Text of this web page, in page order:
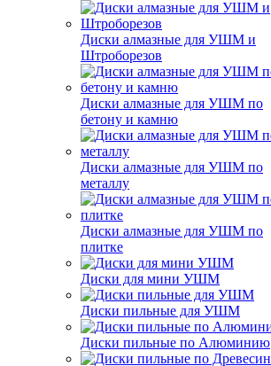
Диски алмазные для УШМ и
Штроборезов
Диски алмазные для УШМ по
бетону и камню
Диски алмазные для УШМ по
металлу
Диски алмазные для УШМ по
плитке
Диски для мини УШМ
Диски пильные для УШМ
Диски пильные по Алюминию